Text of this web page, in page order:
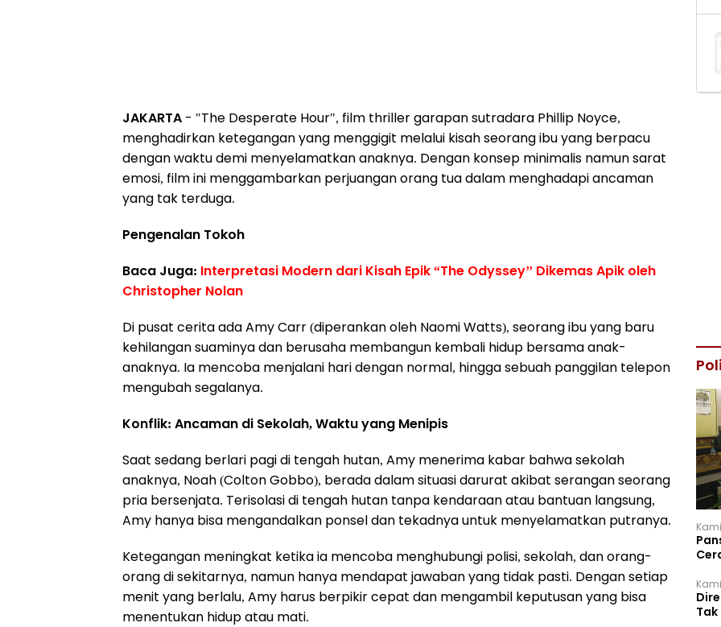
JAKARTA - "The Desperate Hour", film thriller garapan sutradara Phillip Noyce,
menghadirkan ketegangan yang menggigit melalui kisah seorang ibu yang berpacu
dengan waktu demi menyelamatkan anaknya. Dengan konsep minimalis namun sarat
emosi, film ini menggambarkan perjuangan orang tua dalam menghadapi ancaman
yang tak terduga.
Pengenalan Tokoh
Baca Juga: Interpretasi Modern dari Kisah Epik “The Odyssey’’ Dikemas Apik oleh
Christopher Nolan
Di pusat cerita ada Amy Carr (diperankan oleh Naomi Watts), seorang ibu yang baru
kehilangan suaminya dan berusaha membangun kembali hidup bersama anak-
anaknya. Ia mencoba menjalani hari dengan normal, hingga sebuah panggilan telepon
mengubah segalanya.
Konflik: Ancaman di Sekolah, Waktu yang Menipis
Saat sedang berlari pagi di tengah hutan, Amy menerima kabar bahwa sekolah
anaknya, Noah (Colton Gobbo), berada dalam situasi darurat akibat serangan seorang
pria bersenjata. Terisolasi di tengah hutan tanpa kendaraan atau bantuan langsung,
Amy hanya bisa mengandalkan ponsel dan tekadnya untuk menyelamatkan putranya.
Ketegangan meningkat ketika ia mencoba menghubungi polisi, sekolah, dan orang-
orang di sekitarnya, namun hanya mendapat jawaban yang tidak pasti. Dengan setiap
menit yang berlalu, Amy harus berpikir cepat dan mengambil keputusan yang bisa
menentukan hidup atau mati.